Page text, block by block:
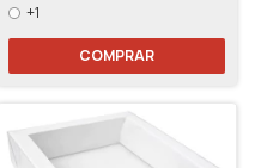
+1
COMPRAR